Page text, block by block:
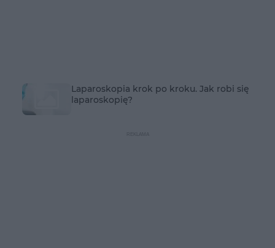
Laparoskopia krok po kroku. Jak robi się
laparoskopię?